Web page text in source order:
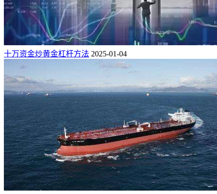
十万资金炒黄金杠杆方法 2025-01-04